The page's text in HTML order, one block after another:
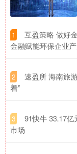
1
互盈策略 做好
金融赋能环保企业
2
速盈所 海南旅
着”
3
​91快牛 33.17
市场